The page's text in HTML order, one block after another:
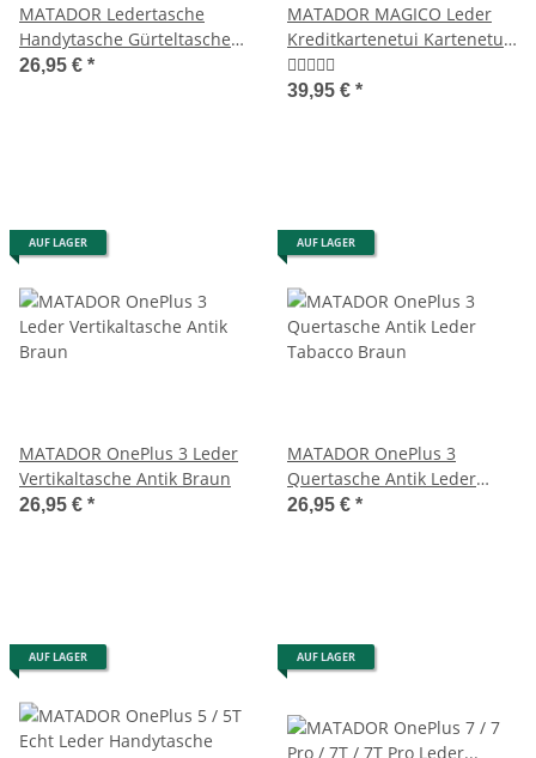
MATADOR Ledertasche
Handytasche Gürteltasche
XIAOMI 13 Antik Braun
26,95 € *
MATADOR MAGICO Leder
Kreditkartenetui Kartenetui
Magic Wallet RFID
39,95 € *
AUF LAGER
MATADOR OnePlus 3 Leder
Vertikaltasche Antik Braun
26,95 € *
AUF LAGER
MATADOR OnePlus 3
Quertasche Antik Leder
Tabacco Braun
26,95 € *
AUF LAGER AUF LAGER